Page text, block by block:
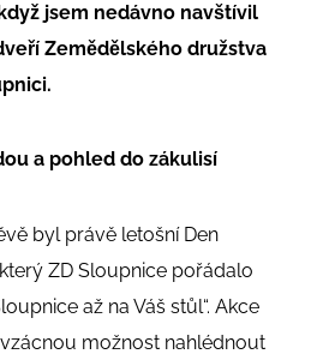
jsem nedávno navštívil
Zemědělského družstva
a pohled do zákulisí
byl právě letošní Den
ZD Sloupnice pořádalo
až na Váš stůl“. Akce
možnost nahlédnout